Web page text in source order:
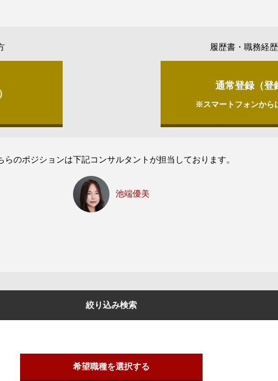
履歴書・職務経
通常登録（登
※スマートフォンから
らのポジションは下記コンサルタントが担当しております。
池端優美
絞り込み検索
希望職種を選択する